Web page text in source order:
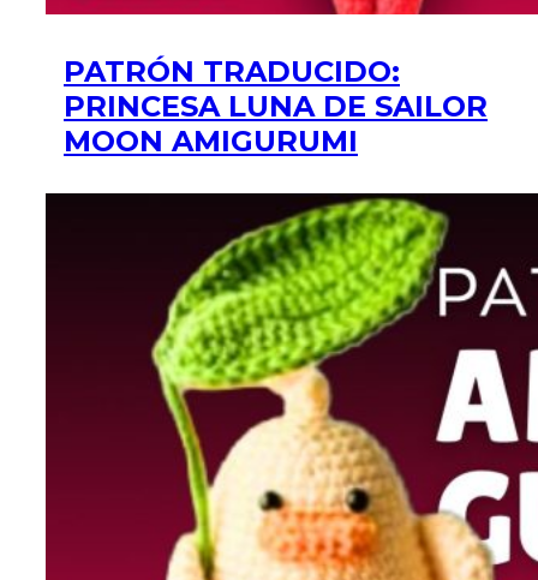
PATRÓN TRADUCIDO:
PRINCESA LUNA DE SAILOR
MOON AMIGURUMI